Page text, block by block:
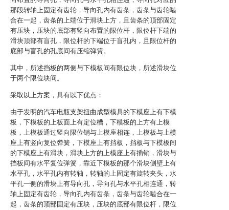
那段转轴上固定有齿轮，导向孔内有齿条，齿条与齿轮啮
合在一起，齿条的上端位于滑块上方，且齿条的顶部固定
有压块，压块的底部有竖向布置的限位杆，限位杆下端的
滑块顶部有盲孔，限位杆的下端位于盲孔内，且限位杆的
底部与盲孔的孔底间有压缩弹簧。
其中，所述挡板的两侧与下模板间有限位块，所述滑块位
于两个限位块间。
采取以上方案，具有以下优点：
由于发明的汽车电瓶支架扭曲成型模具的下模座上有下模
板，下模板的上板面上有定位槽，下模板的上方有上模
板，上模板通过竖向限位销与上模座相连，上模板与上模
座上有竖向复位弹簧，下模座上有挡板，挡板与下模板间
的下模座上有滑块，滑块上方的上模座上有插销，滑块与
挡板间有水平复位弹簧，靠近下模板的那个滑块侧壁上有
水平孔，水平孔内有转轴，转轴的上固定有旋转夹头，水
平孔一侧的滑块上有导向孔，导向孔与水平孔相连通，转
轴上固定有齿轮，导向孔内有齿条，齿条与齿轮啮合在一
起，齿条的顶部固定有压块，压块的底部有限位杆，限位